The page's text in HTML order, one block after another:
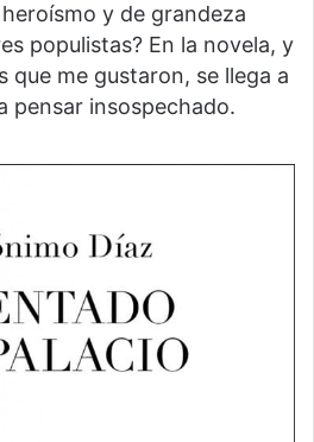
y de grandeza
populistas? En la novela, y
que me gustaron, se llega a
pensar insospechado.